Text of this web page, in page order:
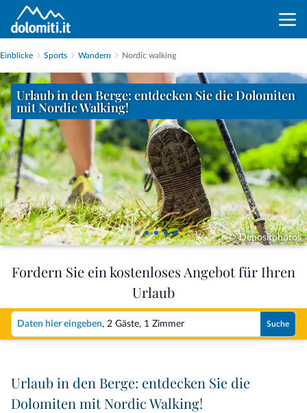
Einblicke Sports Wandern Nordic walking
Urlaub in den Berge: entdecken Sie die Dolomiten
mit Nordic Walking!
© Depositphotos
Fordern Sie ein kostenloses Angebot für Ihren
Urlaub
Daten hier eingeben, 2 Gäste, 1 Zimmer Suche
Urlaub in den Berge: entdecken Sie die
Dolomiten mit Nordic Walking!